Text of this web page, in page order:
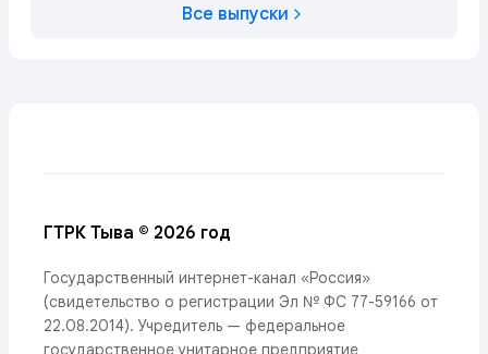
Все выпуски
ГТРК Тыва © 2026 год
Государственный интернет-канал «Россия»
(свидетельство о регистрации Эл № ФС 77-59166 от
22.08.2014). Учредитель — федеральное
государственное унитарное предприятие